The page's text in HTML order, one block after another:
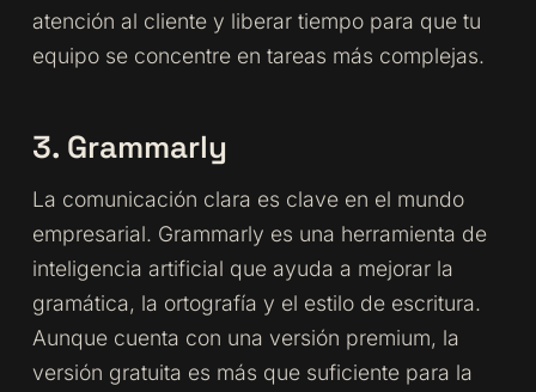
atención al cliente y liberar tiempo para que tu
equipo se concentre en tareas más complejas.
3. Grammarly
La comunicación clara es clave en el mundo
empresarial. Grammarly es una herramienta de
inteligencia artificial que ayuda a mejorar la
gramática, la ortografía y el estilo de escritura.
Aunque cuenta con una versión premium, la
versión gratuita es más que suficiente para la